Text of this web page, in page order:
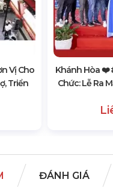
Vị Cho
Triển
Khánh Hòa ❤️️
Chức: Lễ Ra
ĐÁNH GIÁ